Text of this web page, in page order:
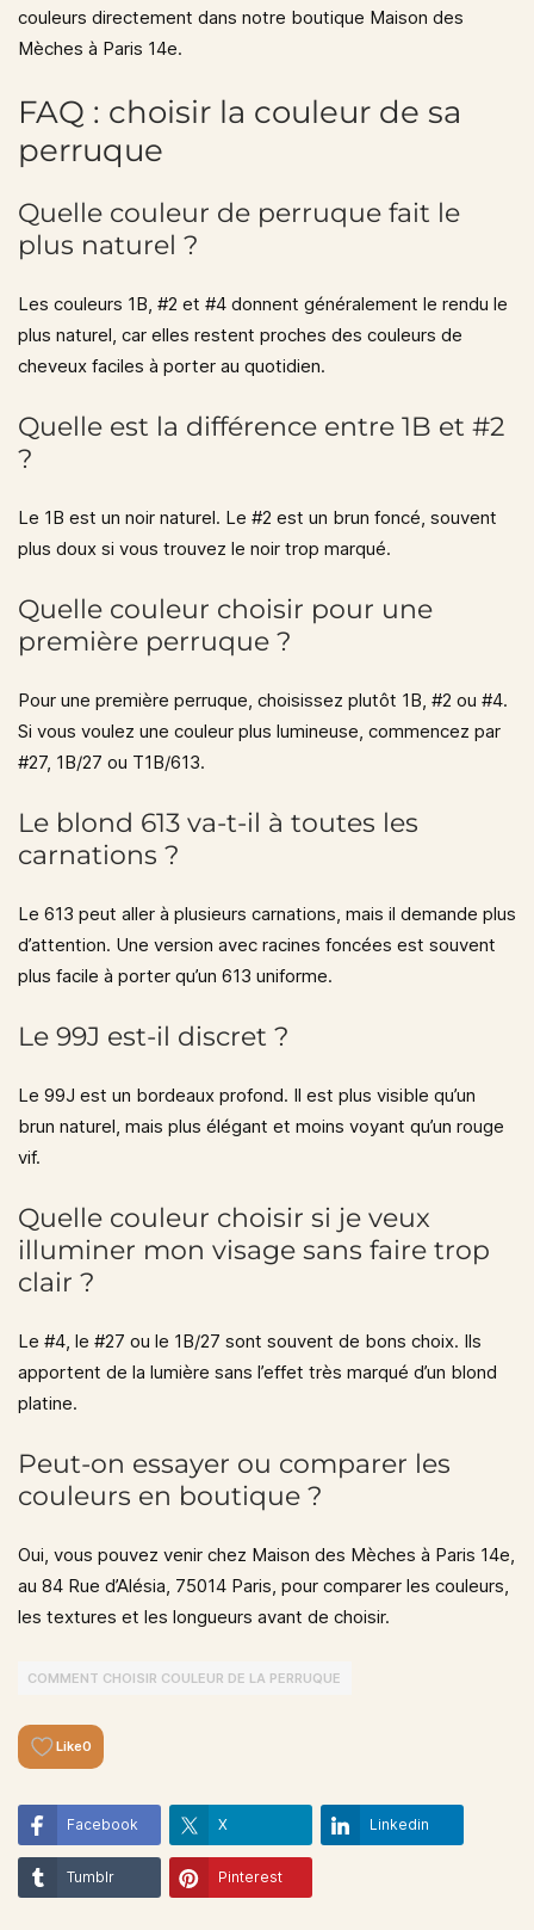
couleurs directement dans notre boutique Maison des
Mèches à Paris 14e.
FAQ : choisir la couleur de sa
perruque
Quelle couleur de perruque fait le
plus naturel ?
Les couleurs 1B, #2 et #4 donnent généralement le rendu le
plus naturel, car elles restent proches des couleurs de
cheveux faciles à porter au quotidien.
Quelle est la différence entre 1B et #2
?
Le 1B est un noir naturel. Le #2 est un brun foncé, souvent
plus doux si vous trouvez le noir trop marqué.
Quelle couleur choisir pour une
première perruque ?
Pour une première perruque, choisissez plutôt 1B, #2 ou #4.
Si vous voulez une couleur plus lumineuse, commencez par
#27, 1B/27 ou T1B/613.
Le blond 613 va-t-il à toutes les
carnations ?
Le 613 peut aller à plusieurs carnations, mais il demande plus
d’attention. Une version avec racines foncées est souvent
plus facile à porter qu’un 613 uniforme.
Le 99J est-il discret ?
Le 99J est un bordeaux profond. Il est plus visible qu’un
brun naturel, mais plus élégant et moins voyant qu’un rouge
vif.
Quelle couleur choisir si je veux
illuminer mon visage sans faire trop
clair ?
Le #4, le #27 ou le 1B/27 sont souvent de bons choix. Ils
apportent de la lumière sans l’effet très marqué d’un blond
platine.
Peut-on essayer ou comparer les
couleurs en boutique ?
Oui, vous pouvez venir chez Maison des Mèches à Paris 14e,
au 84 Rue d’Alésia, 75014 Paris, pour comparer les couleurs,
les textures et les longueurs avant de choisir.
COMMENT CHOISIR COULEUR DE LA PERRUQUE
Like0
Facebook X Linkedin
Tumblr Pinterest